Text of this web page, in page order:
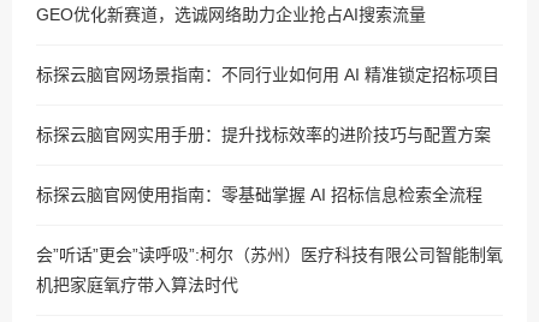
GEO优化新赛道，选诚网络助力企业抢占AI搜索流量
标探云脑官网场景指南：不同行业如何用 AI 精准锁定招标项目
标探云脑官网实用手册：提升找标效率的进阶技巧与配置方案
标探云脑官网使用指南：零基础掌握 AI 招标信息检索全流程
会”听话”更会”读呼吸”:柯尔（苏州）医疗科技有限公司智能制氧
机把家庭氧疗带入算法时代